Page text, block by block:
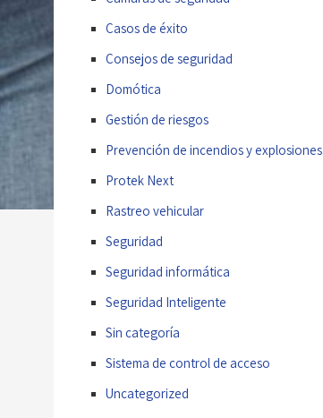
Casos de éxito
Consejos de seguridad
Domótica
Gestión de riesgos
Prevención de incendios y explosiones
Protek Next
Rastreo vehicular
Seguridad
Seguridad informática
Seguridad Inteligente
Sin categoría
Sistema de control de acceso
Uncategorized